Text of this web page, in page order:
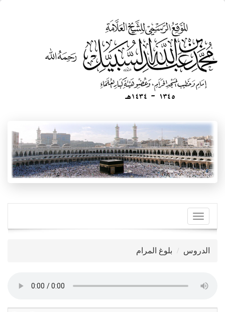
Toggle
navigation
الدروس بلوغ المرام